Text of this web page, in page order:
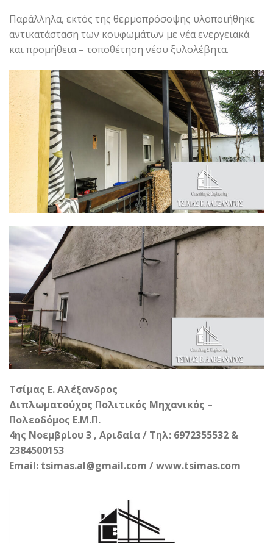
Παράλληλα, εκτός της θερμοπρόσοψης υλοποιήθηκε
αντικατάσταση των κουφωμάτων με νέα ενεργειακά
και προμήθεια – τοποθέτηση νέου ξυλολέβητα.
Τσίμας Ε. Αλέξανδρος
Διπλωματούχος Πολιτικός Μηχανικός –
Πολεοδόμος Ε.Μ.Π.
4ης Νοεμβρίου 3 , Αριδαία / Τηλ: 6972355532 &
2384500153
Email: tsimas.al@gmail.com / www.tsimas.com